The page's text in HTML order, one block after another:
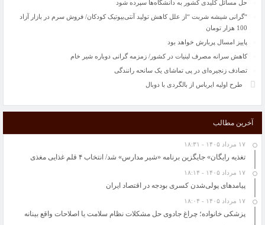
حل مسائل کلیدی کشور به دانشگاه‌ها سپرده شود
“گرانی شیشه شربت “از علل کاهش تولید آنتی‌بیوتیک کودکان/ فروش سرم در بازار آزاد
100 هزار تومان
پاییز امسال پربارش خواهد بود
کاهش سرانه مصرف لبنیات در کشور/ زمزمه گرانی دوباره شیر خام
تصادف زنجیره‌ای در پی تماشای یک سانحه رانندگی
طرح اولیه ایرباس از بالگردی با دوبال
قراردادهایی به ارزش ۵۰۰ میلیون دلار با دانش‌بنیان‌ها امضا می‌شود
ابربدهکاران ارزی و پشت‌پرده تراستی‌ها معرفی شوند/ بیشترین سوءاستفاده‌ها در سال‌های
خواص اسانس های گیاهی در نابودی باکتری ها را بشناسید
100 هزار تومان
پاییز امسال پربارش خواهد بود
کاهش سرانه مصرف لبنیات در کشور/ زمزمه گرانی دوباره شیر خام
آخرین مطالب
۱۷ مرداد ۱۴۰۵ - ۱۸:۳۱
تغذیه رایگان» جایگزین برنامه «شیر مدارس» شد/ انتخاب ۴ قلم غذایی مغذی
۱۷ مرداد ۱۴۰۵ - ۱۸:۱۴
پیامدهای پولی‌شدن کسری بودجه در اقتصاد ایران
۱۷ مرداد ۱۴۰۵ - ۱۸:۰۴
پزشکی خانواده؛ چراغ جادوی حل مشکلات نظام سلامت یا اصلاحات واقع بینانه